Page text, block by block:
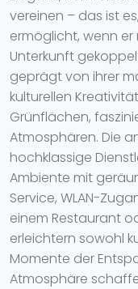
vereinen – das ist
ermöglicht, wenn
Unterkunft
geprägt von ihrer
kulturellen
Grünflächen,
Atmosphären. Die
hochklassige
Ambiente mit
Service, WLAN-
einem Restaurant
erleichtern sowohl
Momente der
Atmosphäre